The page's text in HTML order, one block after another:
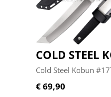
COLD STEEL
Cold Steel Kobun
€ 69,90